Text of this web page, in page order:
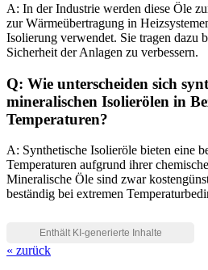
A: In der Industrie werden diese Öle
zur Wärmeübertragung in
Isolierung verwendet. Sie tragen dazu
Sicherheit der Anlagen zu verbessern.
Q: Wie unterscheiden sich
mineralischen Isolierölen in
Temperaturen?
A: Synthetische Isolieröle bieten eine
Temperaturen aufgrund ihrer
Mineralische Öle sind zwar
beständig bei extremen
« zurück